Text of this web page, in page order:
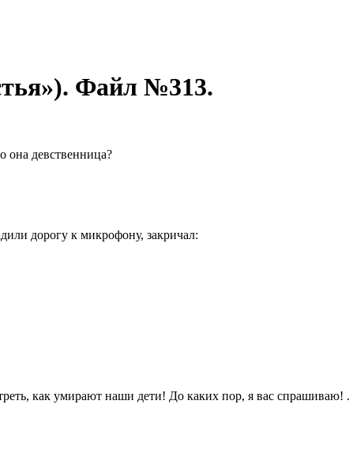
Файл №313.
девственница?
дорогу к микрофону, закричал:
как умирают наши дети! До каких пор, я вас